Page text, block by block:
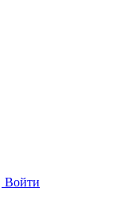
Войти